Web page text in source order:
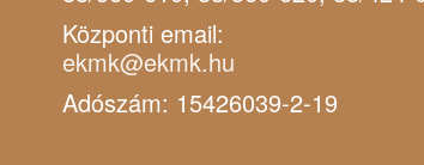
Központi email:
ekmk@ekmk.hu
Adószám: 15426039-2-19